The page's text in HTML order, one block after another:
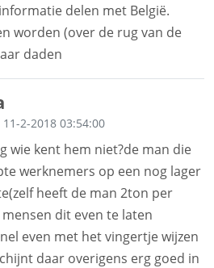
delen met België.
worden (over de rug van de
daden
2-2018 03:54:00
wie kent hem niet?de man die
werknemers op een nog lager
heeft de man 2ton per
dit even te laten
even met het vingertje wijzen
daar overigens erg goed in